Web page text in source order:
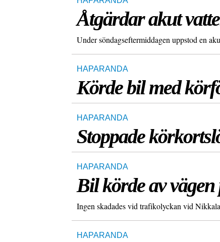
Åtgärdar akut
Under söndagseftermiddagen uppstod en
HAPARANDA
Körde bil med
HAPARANDA
Stoppade
HAPARANDA
Bil körde av vägen
Ingen skadades vid trafikolyckan vid
HAPARANDA